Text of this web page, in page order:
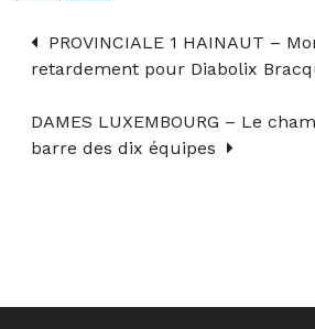
PROVINCIALE 1 HAINAUT –
retardement pour Diabolix
DAMES LUXEMBOURG – Le
barre des dix équipes